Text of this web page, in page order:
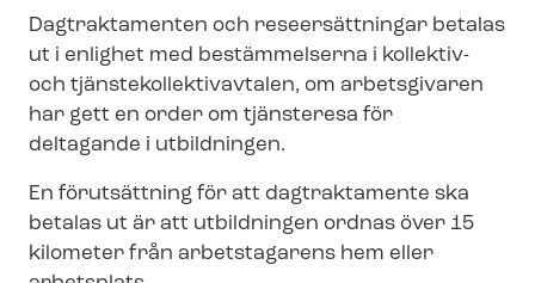
Dagtraktamenten och reseersättningar betalas
ut i enlighet med bestämmelserna i kollektiv-
och tjäns­te­kol­lek­tivav­ta­len, om arbetsgivaren
har gett en order om tjänsteresa för
deltagande i utbildningen.
En förutsättning för att dagtraktamente ska
betalas ut är att utbildningen ordnas över 15
kilometer från arbetstagarens hem eller